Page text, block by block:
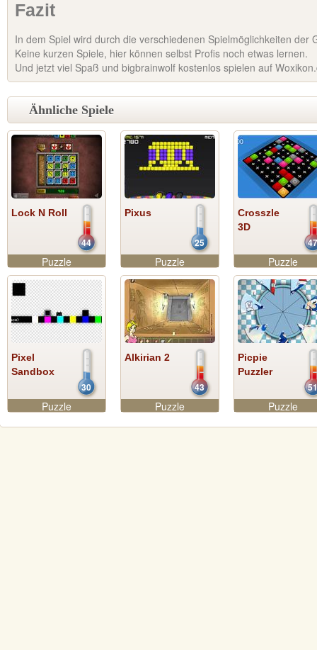
Fazit
In dem Spiel wird durch die verschiedenen Spielmöglichkeiten der
Keine kurzen Spiele, hier können selbst Profis noch etwas lernen.
Und jetzt viel Spaß und bigbrainwolf kostenlos spielen auf
Ähnliche Spiele
Lock N Roll
44
Puzzle
Pixus
25
Puzzle
Crosszle
3D
47
Puzzle
Pixel
Sandbox
30
Puzzle
Alkirian 2
43
Puzzle
Picpie
Puzzler
51
Puzzle